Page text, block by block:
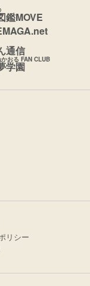
鑑MOVE
通信
おる FAN CLUB
学園
リシー